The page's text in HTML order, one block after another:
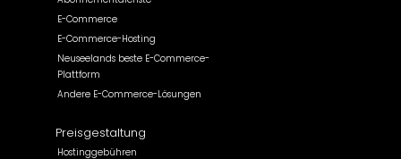
E-Commerce
E-Commerce-Hosting
Neuseelands beste E-Commerce-
Plattform
Andere E-Commerce-Lösungen
Preisgestaltung
Hostinggebühren